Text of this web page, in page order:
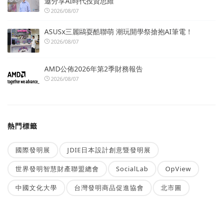
2026/08/07
ASUSx三麗鷗耍酷聯萌 潮玩開學祭搶抱AI筆電！
2026/08/07
AMD公佈2026年第2季財務報告
2026/08/07
熱門標籤
國際發明展 JDIE日本設計創意暨發明展
世界發明智慧財產聯盟總會 SocialLab OpView
中國文化大學 台灣發明商品促進協會 北市圖